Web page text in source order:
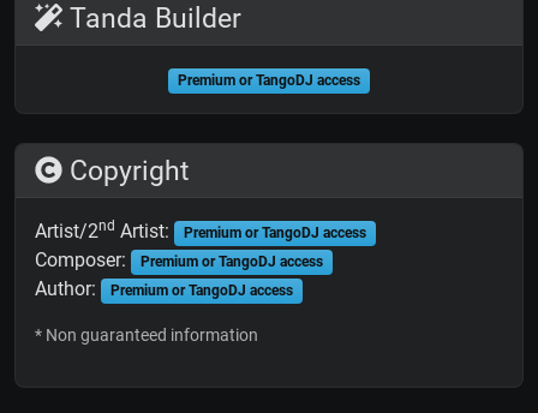
Tanda Builder
Premium or TangoDJ access
Copyright
Artist/2nd Artist: Premium or TangoDJ access
Composer: Premium or TangoDJ access
Author: Premium or TangoDJ access
* Non guaranteed information